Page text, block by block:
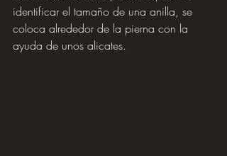
identificar el tamaño de una anilla, se
coloca alrededor de la pierna con la
ayuda de unos alicates.